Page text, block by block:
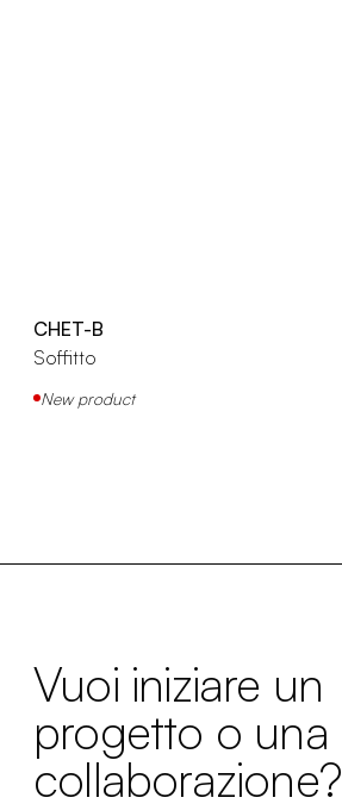
CHET-B
Soffitto
New product
Vuoi iniziare un
progetto o una
collaborazione?